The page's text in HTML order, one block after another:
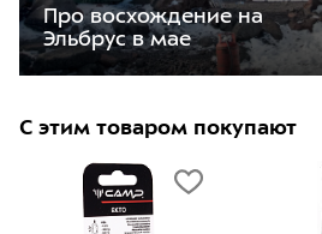
Про восхождение на
Эльбрус в мае
С этим товаром покупают